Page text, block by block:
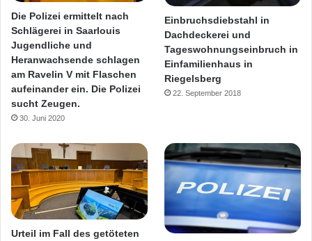
Die Polizei ermittelt nach
Schlägerei in Saarlouis
Jugendliche und
Heranwachsende schlagen
am Ravelin V mit Flaschen
aufeinander ein. Die Polizei
sucht Zeugen.
30. Juni 2020
Einbruchsdiebstahl in
Dachdeckerei und
Tageswohnungseinbruch in
Einfamilienhaus in
Riegelsberg
22. September 2018
Urteil im Fall des getöteten